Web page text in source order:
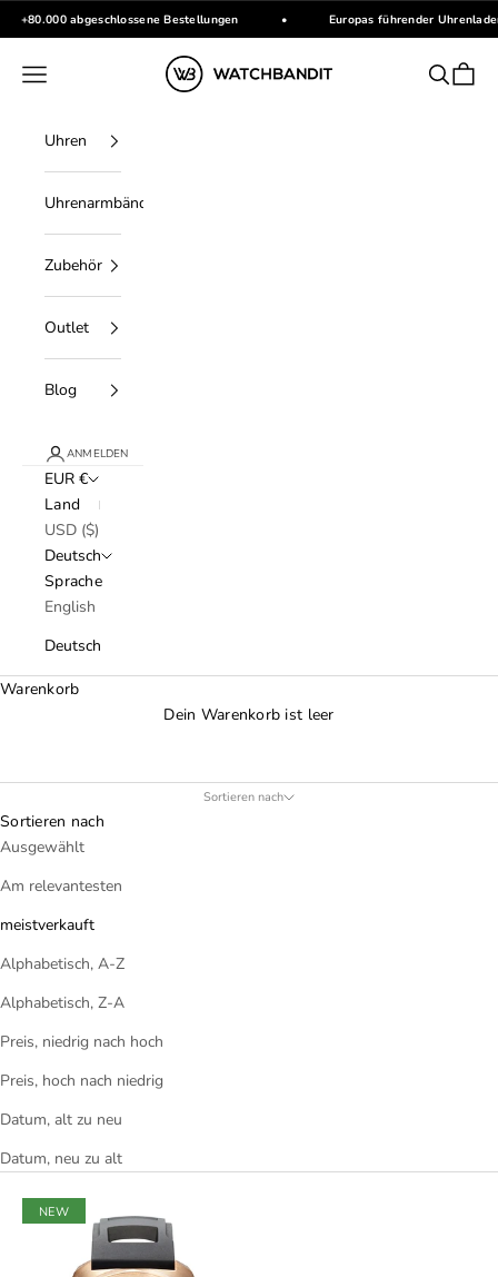
Zum Inhalt springen
+80.000 abgeschlossene Bestellungen • Europas führender
WATCHBANDIT
Menü Suchen
Uhren
Uhrenarmbänder
Zubehör
Outlet
Blog
ANMELDEN
EUR €
Land
USD ($)
Deutsch
Sprache
English
Deutsch
Warenkorb
Dein Warenkorb ist leer
Sortieren nach
Sortieren nach
Ausgewählt
Am relevantesten
meistverkauft
Alphabetisch, A-Z
Alphabetisch, Z-A
Preis, niedrig nach hoch
Preis, hoch nach niedrig
Datum, alt zu neu
Datum, neu zu alt
NEW